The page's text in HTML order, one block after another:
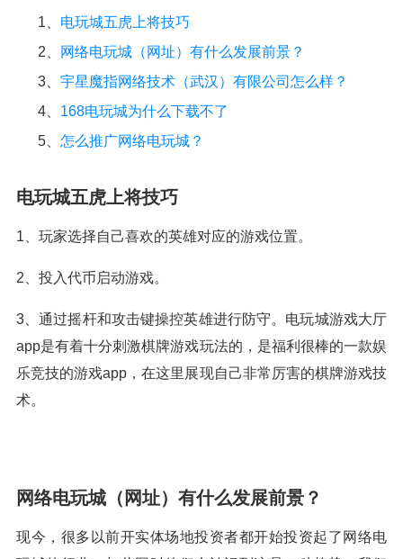
1、 电玩城五虎上将技巧
2、
网络电玩城（网址）有什么发展前景？
3、 宇星魔指网络技术（武汉）有限公司怎么样？
4、 168电玩城为什么下载不了
5、 怎么推广网络电玩城？
电玩城五虎上将技巧
1、玩家选择自己喜欢的英雄对应的游戏位置。
2、投入代币启动游戏。
3、通过摇杆和攻击键操控英雄进行防守。电玩城游戏大厅
app是有着十分刺激棋牌游戏玩法的，是福利很棒的一款娱
乐竞技的游戏app，在这里展现自己非常厉害的棋牌游戏技
术。
网络电玩城（网址）有什么发展前景？
现今，很多以前开实体场地投资者都开始投资起了网络电